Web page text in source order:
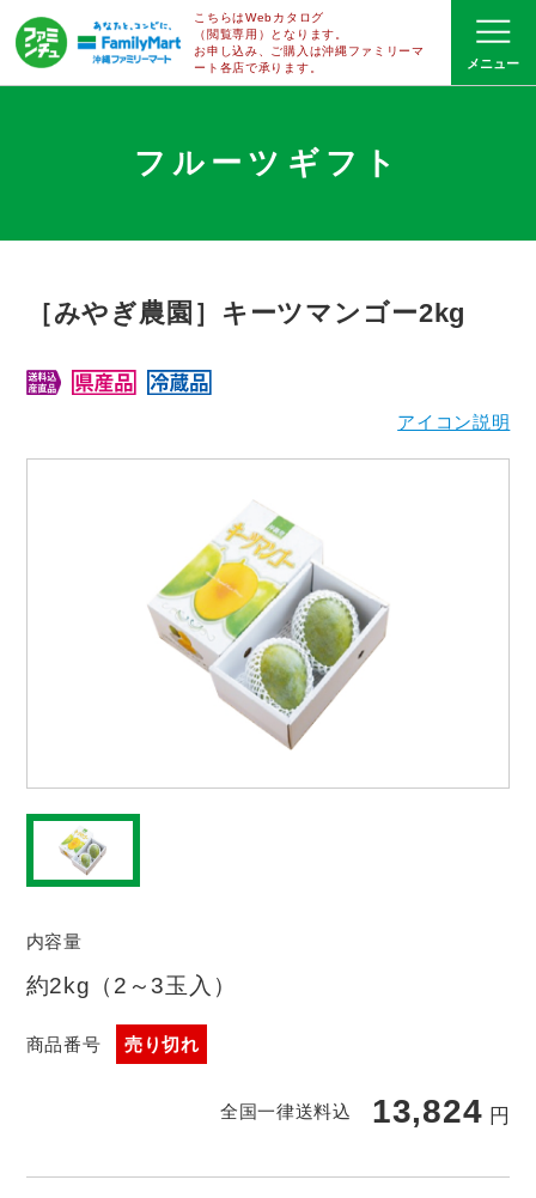
こちらはWebカタログ
（閲覧専用）となります。
お申し込み、ご購入は沖縄ファミリーマ
ート 各店で承ります。
フルーツギフト
［みやぎ農園］キーツマンゴー2kg
アイコン説明
内容量
約2kg（2～3玉入）
商品番号 売り切れ
全国一律送料込 13,824 円